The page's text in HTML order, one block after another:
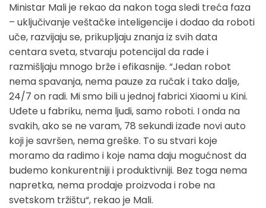
Ministar Mali je rekao da nakon toga sledi treća faza
– uključivanje veštačke inteligencije i dodao da roboti
uče, razvijaju se, prikupljaju znanja iz svih data
centara sveta, stvaraju potencijal da rade i
razmišljaju mnogo brže i efikasnije. “Jedan robot
nema spavanja, nema pauze za ručak i tako dalje,
24/7 on radi. Mi smo bili u jednoj fabrici Xiaomi u Kini.
Uđete u fabriku, nema ljudi, samo roboti. I onda na
svakih, ako se ne varam, 78 sekundi izađe novi auto
koji je savršen, nema greške. To su stvari koje
moramo da radimo i koje nama daju mogućnost da
budemo konkurentniji i produktivniji. Bez toga nema
napretka, nema prodaje proizvoda i robe na
svetskom tržištu“, rekao je Mali.